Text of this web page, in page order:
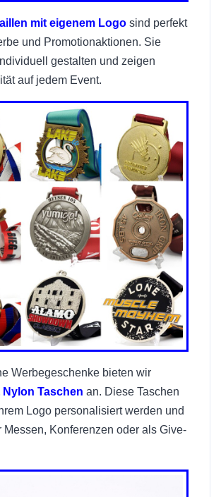
mit eigenem Logo sind perfekt
und Promotionaktionen. Sie
gestalten und zeigen
auf jedem Event.
Werbegeschenke bieten wir
Taschen an. Diese Taschen
Logo personalisiert werden und
Messen, Konferenzen oder als Give-